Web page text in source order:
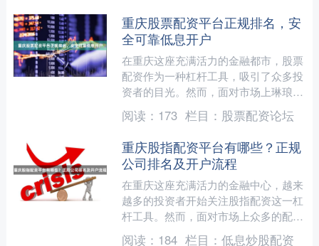
重庆股票配资平台正规排名，安
全可靠低息开户
在重庆这座充满活力的金融都市，股票
配资作为一种杠杆工具，吸引了众多投
资者的目光。然而，面对市场上琳琅满
目的配资平台，如何甄别正规、安全、
可靠的机构，并实现低息开....
阅读： 173 栏目： 股票配资论坛
重庆股指配资平台有哪些？正规
公司排名及开户流程
在重庆这座充满活力的金融中心，越来
越多的投资者开始关注股指配资这一杠
杆工具。然而，面对市场上众多的配资
平台，如何选择正规可靠的公司成为投
阅读： 184 栏目： 低息炒股配资